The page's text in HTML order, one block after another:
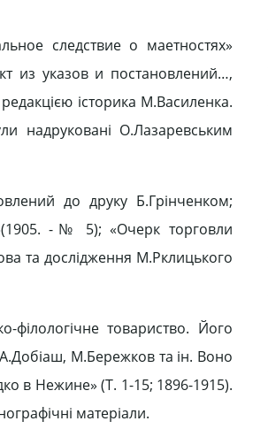
следствие о маетностях»
из указов и постановлений…,
історика М.Василенка.
надруковані О.Лазаревським
до друку Б.Грінченком;
-№ 5); «Очерк торговли
та дослідження М.Рклицького
філологічне товариство. Його
А.Добіаш, М.Бережков та ін. Воно
в Нежине» (Т. 1-15; 1896-1915).
матеріали.